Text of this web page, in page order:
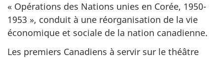
« Opérations des Nations unies en Corée, 1950-
1953 », conduit à une réorganisation de la vie
économique et sociale de la nation canadienne.
Les premiers Canadiens à servir sur le théâtre